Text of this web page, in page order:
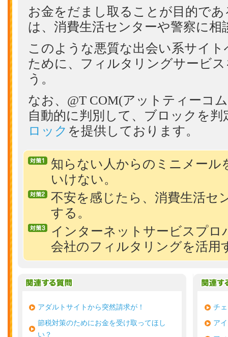
お金をだまし取ることが目的で
は、消費生活センターや警察に相
このような悪質な出会い系サイ
ために、フィルタリングサービ
う。
なお、@T COM(アットティーコ
自動的に判別して、ブロックを判
ロック を提供しております。
知らない人からのミニメール
いけない。
不安を感じたら、消費生活セ
する。
インターネットサービスプロ
会社のフィルタリングを活用
アダルトサイトから突然請求が！
節税対策のためにお金を受け取ってほし
い？
チ
ア